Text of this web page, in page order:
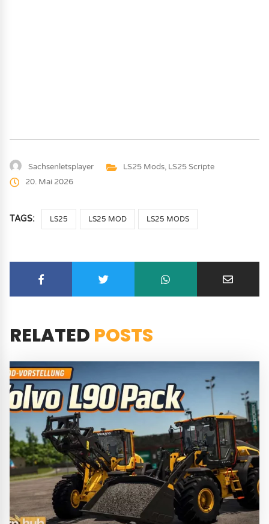
Sachsenletsplayer LS25 Mods, LS25 Scripte
20. Mai 2026
TAGS: LS25 LS25 MOD LS25 MODS
RELATED POSTS